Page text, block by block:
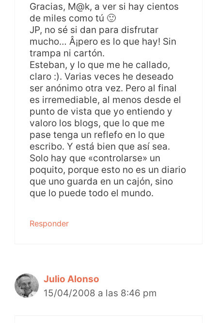
Gracias, M@k, a ver si hay cientos
de miles como tú 🙂
JP, no sé si dan para disfrutar
mucho… Â¡pero es lo que hay! Sin
trampa ni cartón.
Esteban, y lo que me he callado,
claro :). Varias veces he deseado
ser anónimo otra vez. Pero al final
es irremediable, al menos desde el
punto de vista que yo entiendo y
valoro los blogs, que lo que me
pase tenga un reflefo en lo que
escribo. Y está bien que así sea.
Solo hay que «controlarse» un
poquito, porque esto no es un diario
que uno guarda en un cajón, sino
que lo puede todo el mundo.
Responder
Julio Alonso
15/04/2008 a las 8:46 pm